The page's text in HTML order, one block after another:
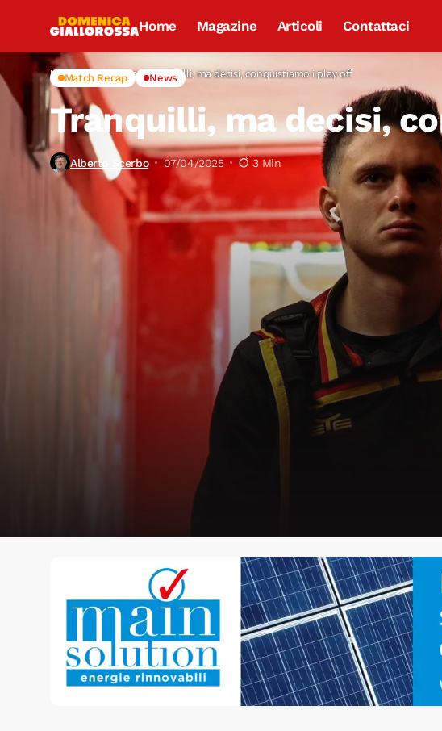
Home Magazine Articoli Contattaci
Home Match Recap Tranquilli, ma decisi, conquistiamo i play off
Match Recap News
Tranquilli, ma decisi,
Alberto Scerbo 07/04/2025 3 Min